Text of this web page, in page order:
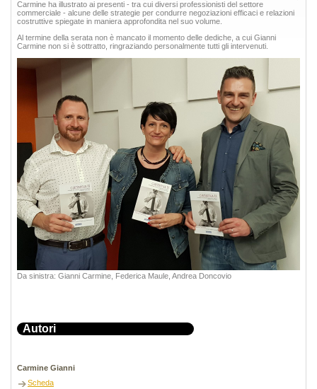
Carmine ha illustrato ai presenti - tra cui diversi professionisti del settore
commerciale - alcune delle strategie per condurre negoziazioni efficaci e relazioni
costruttive spiegate in maniera approfondita nel suo volume.
Al termine della serata non è mancato il momento delle dediche, a cui Gianni
Carmine non si è sottratto, ringraziando personalmente tutti gli intervenuti.
Da sinistra: Gianni Carmine, Federica Maule, Andrea Doncovio
Autori
Carmine Gianni
Scheda